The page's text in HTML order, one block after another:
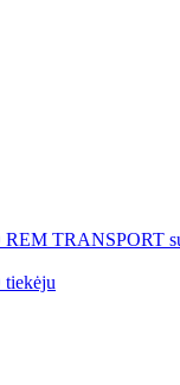
REM TRANSPORT